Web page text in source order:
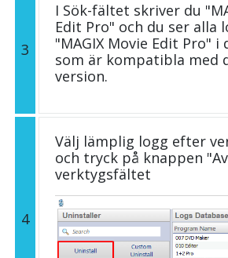
3
I Sök-fältet skriver du
Edit Pro" och du ser alla
"MAGIX Movie Edit Pro" i
som är kompatibla med
version.
4
Välj lämplig logg efter
och tryck på knappen
verktygsfältet